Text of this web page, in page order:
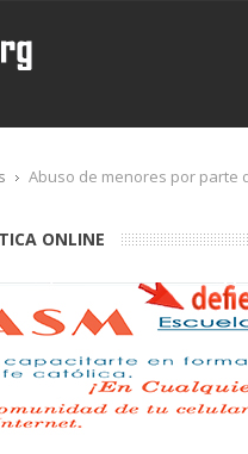
Abuso de menores por parte
ONLINE